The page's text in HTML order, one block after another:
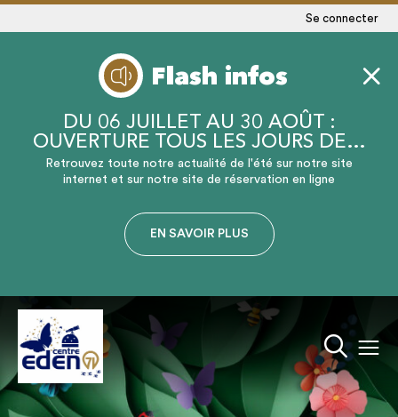
Se connecter
Flash infos
DU 06 JUILLET AU 30 AOÛT :
OUVERTURE TOUS LES JOURS DE…
Retrouvez toute notre actualité de l'été sur notre site
internet et sur notre site de réservation en ligne
EN SAVOIR PLUS